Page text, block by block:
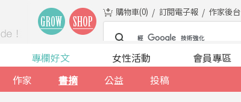
購物車(0) 訂閱電子報 作家後台
專欄好文
作家
書摘 公益 投稿
女性活動 會員專區